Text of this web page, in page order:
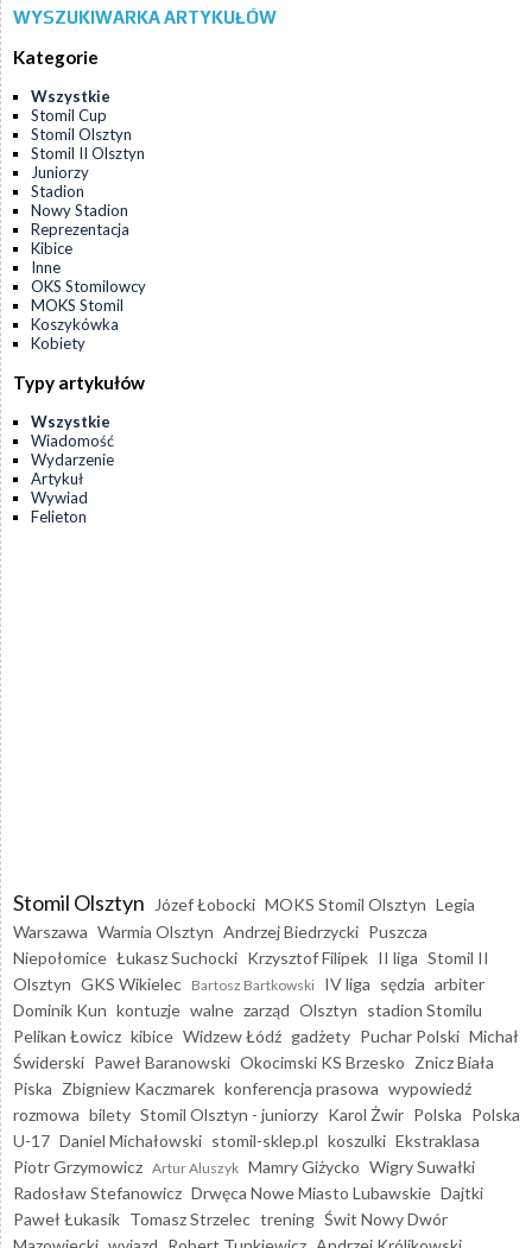
WYSZUKIWARKA ARTYKUŁÓW
Kategorie
Wszystkie
Stomil Cup
Stomil Olsztyn
Stomil II Olsztyn
Juniorzy
Stadion
Nowy Stadion
Reprezentacja
Kibice
Inne
OKS Stomilowcy
MOKS Stomil
Koszykówka
Kobiety
Typy artykułów
Wszystkie
Wiadomość
Wydarzenie
Artykuł
Wywiad
Felieton
Stomil Olsztyn Józef Łobocki MOKS Stomil Olsztyn Legia
Warszawa Warmia Olsztyn Andrzej Biedrzycki Puszcza
Niepołomice Łukasz Suchocki Krzysztof Filipek II liga Stomil II
Olsztyn GKS Wikielec Bartosz Bartkowski IV liga sędzia arbiter
Dominik Kun kontuzje walne zarząd Olsztyn stadion Stomilu
Pelikan Łowicz kibice Widzew Łódź gadżety Puchar Polski Michał
Świderski Paweł Baranowski Okocimski KS Brzesko Znicz Biała
Piska Zbigniew Kaczmarek konferencja prasowa wypowiedź
rozmowa bilety Stomil Olsztyn - juniorzy Karol Żwir Polska Polska
U-17 Daniel Michałowski stomil-sklep.pl koszulki Ekstraklasa
Piotr Grzymowicz Artur Aluszyk Mamry Giżycko Wigry Suwałki
Radosław Stefanowicz Drwęca Nowe Miasto Lubawskie Dajtki
Paweł Łukasik Tomasz Strzelec trening Świt Nowy Dwór